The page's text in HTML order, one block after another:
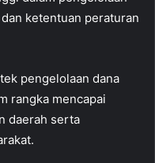
ketentuan peraturan
pengelolaan dana
rangka mencapai
daerah serta